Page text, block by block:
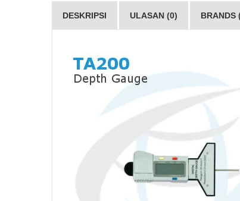
DESKRIPSI ULASAN (0) BRANDS